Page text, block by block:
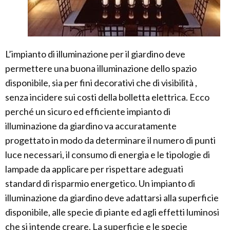
L’impianto di illuminazione per il giardino deve
permettere una buona illuminazione dello spazio
disponibile, sia per fini decorativi che di visibilità ,
senza incidere sui costi della bolletta elettrica. Ecco
perché un sicuro ed efficiente impianto di
illuminazione da giardino va accuratamente
progettato in modo da determinare il numero di punti
luce necessari, il consumo di energia e le tipologie di
lampade da applicare per rispettare adeguati
standard di risparmio energetico. Un impianto di
illuminazione da giardino deve adattarsi alla superficie
disponibile, alle specie di piante ed agli effetti luminosi
che si intende creare. La superficie e le specie